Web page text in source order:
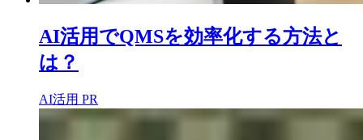
AI活用でQMSを効率化する方法と
は？
AI活用 PR